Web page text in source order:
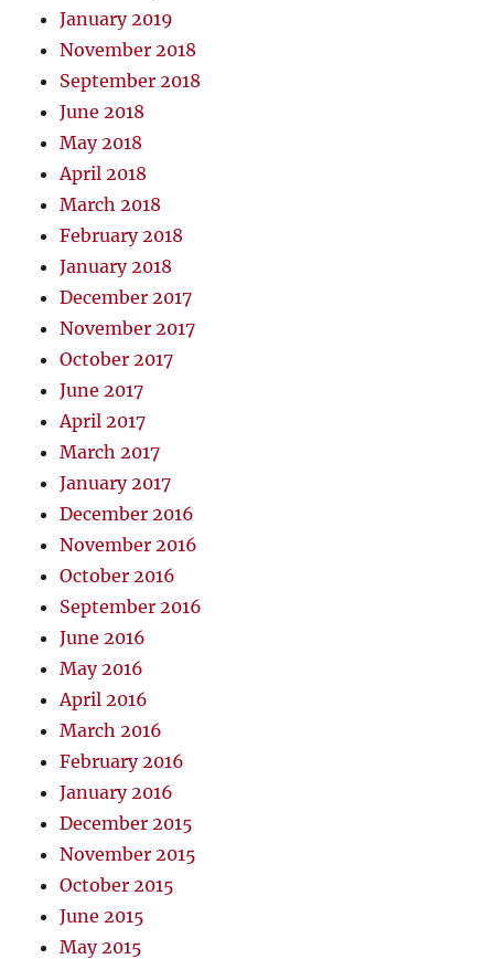
January 2019
November 2018
September 2018
June 2018
May 2018
April 2018
March 2018
February 2018
January 2018
December 2017
November 2017
October 2017
June 2017
April 2017
March 2017
January 2017
December 2016
November 2016
October 2016
September 2016
June 2016
May 2016
April 2016
March 2016
February 2016
January 2016
December 2015
November 2015
October 2015
June 2015
May 2015